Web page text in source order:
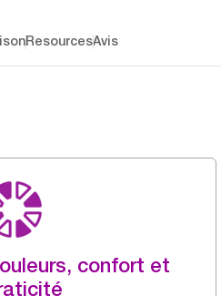
ResourcesAvis
confort et